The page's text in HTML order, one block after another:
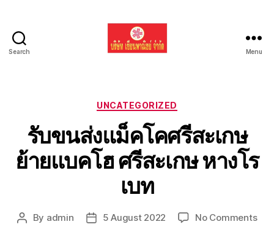
Search
รถ
โฮ
ทั่ว
ประเทศ.com
Menu
Categories
UNCATEGORIZED
รับขนส่งแม็คโคศรีสะเกษ
ย้ายแบคโฮ ศรีสะเกษ หางโร
เบท
Post
By admin
Post5 August 2022 No Commentson